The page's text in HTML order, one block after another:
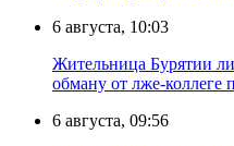
6 августа, 10:03
Жительница Бурятии
обману от лже-коллеге
6 августа, 09:56